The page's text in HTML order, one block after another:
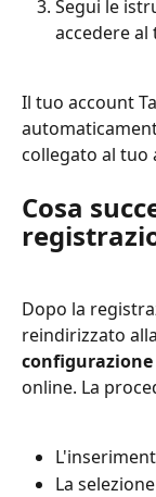
Segui le
accedere al
Il tuo account
collegato al tuo
Cosa
Dopo la
reindirizzato alla
online. La
La